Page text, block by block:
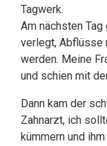
Tagwerk.
Am nächsten
verlegt, Abflüsse
werden. Meine
und schien mit
Dann kam der
Zahnarzt, ich
kümmern und